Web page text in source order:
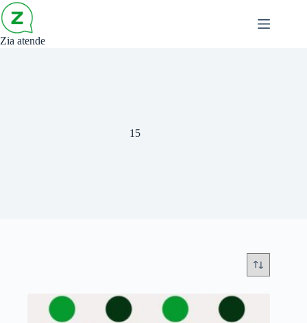
Zia atende
15